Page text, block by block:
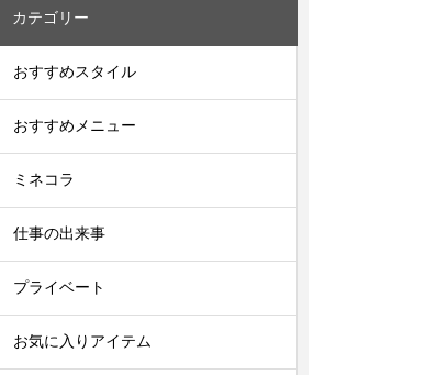
カテゴリー
おすすめスタイル
おすすめメニュー
ミネコラ
仕事の出来事
プライベート
お気に入りアイテム